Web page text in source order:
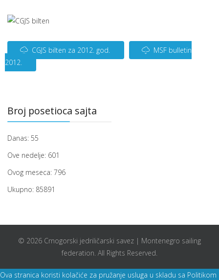
CGJS bilten za 2012. god.
MSF bulletin
2012.
Broj posetioca sajta
Danas: 55
Ove nedelje: 601
Ovog meseca: 796
Ukupno: 85891
© 2026 Crnogorski jedriličarski savez | Montenegro sailing
federation. All Rights Reserved.
Ova stranica koristi kolačiće za pružanje usluga u skladu sa Politikom